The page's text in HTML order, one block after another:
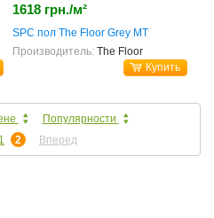
1618 грн./м²
SPC пол The Floor Grey MT
Производитель: The Floor
Купить
Популярности
1 2 Вперед